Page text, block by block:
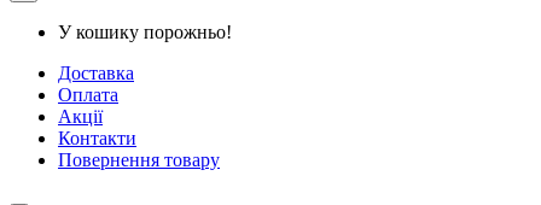
У кошику порожньо!
Доставка
Оплата
Акції
Контакти
Повернення товару